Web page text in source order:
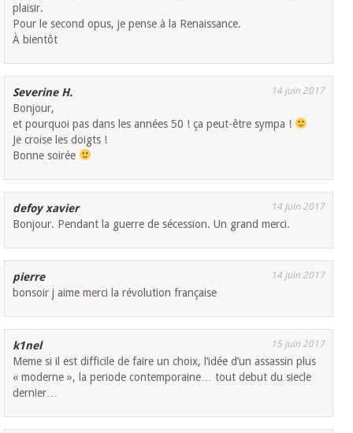
plaisir.
Pour le second opus, je pense à la Renaissance.
À bientôt
Severine H. 14 juin 2017
Bonjour,
et pourquoi pas dans les années 50 ! ça peut-être sympa !
Je croise les doigts !
Bonne soirée
defoy xavier 14 juin 2017
Bonjour. Pendant la guerre de sécession. Un grand merci.
pierre 14 juin 2017
bonsoir j aime merci la révolution française
k1nel 15 juin 2017
Meme si il est difficile de faire un choix, l’idée d’un assassin plus
« moderne », la periode contemporaine… tout debut du siecle
dernier…